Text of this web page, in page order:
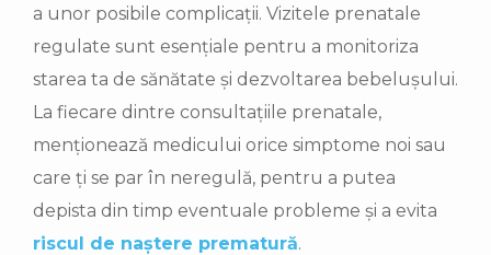
a unor posibile complicații. Vizitele prenatale
regulate sunt esențiale pentru a monitoriza
starea ta de sănătate și dezvoltarea bebelușului.
La fiecare dintre consultațiile prenatale,
menționează medicului orice simptome noi sau
care ți se par în neregulă, pentru a putea
depista din timp eventuale probleme și a evita
riscul de naștere prematură.